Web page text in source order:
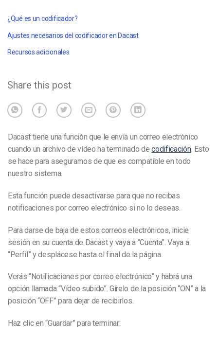
¿Qué es un codificador?
Ajustes necesarios del codificador en Dacast
Recursos adicionales
Share this post
Dacast tiene una función que le envía un correo electrónico
cuando un archivo de vídeo ha terminado decodificación. Esto
se hace para asegurarnos de que es compatible en todo
nuestro sistema.
Esta función puede desactivarse para que no recibas
notificaciones por correo electrónico si no lo deseas.
Para darse de baja de estos correos electrónicos, inicie
sesión en su cuenta de Dacast y vaya a “Cuenta”. Vaya a
“Perfil” y desplácese hasta el final de la página.
Verás “Notificaciones por correo electrónico” y habrá una
opción llamada “Vídeo subido”. Gírelo de la posición “ON” a la
posición “OFF” para dejar de recibirlos.
Haz clic en “Guardar” para terminar: